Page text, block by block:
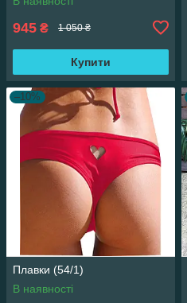
945 ₴ 1 050 ₴
Купити
–10%
Плавки (54/1)
В наявності